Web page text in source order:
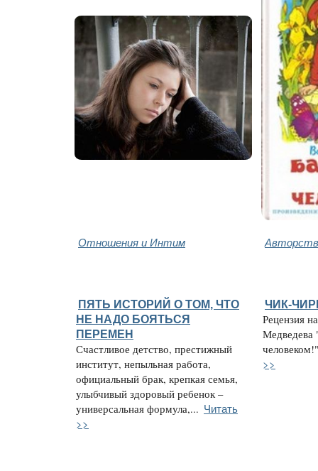
Отношения и Интим
ПЯТЬ ИСТОРИЙ О ТОМ, ЧТО
НЕ НАДО БОЯТЬСЯ
ПЕРЕМЕН
Счастливое детство, престижный
институт, непыльная работа,
официальный брак, крепкая семья,
улыбчивый здоровый ребенок –
универсальная формула,... Читать
>>
ЧИК-
Рецензия
Медведева
>>